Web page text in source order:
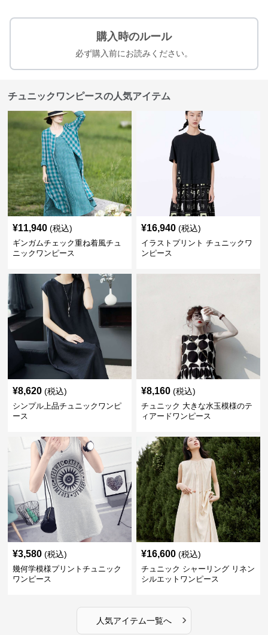
購入時のルール
必ず購入前にお読みください。
チュニックワンピースの人気アイテム
¥11,940 (税込)
ギンガムチェック重ね着風チュ
ニックワンピース
¥16,940 (税込)
イラストプリント チュニックワ
ンピース
¥8,620 (税込)
シンプル上品チュニックワンピ
ース
¥8,160 (税込)
チュニック 大きな水玉模様のテ
ィアードワンピース
¥3,580 (税込)
幾何学模様プリントチュニック
ワンピース
¥16,600 (税込)
チュニック シャーリング リネン
シルエットワンピース
人気アイテム一覧へ ›